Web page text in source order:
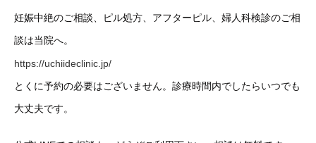
妊娠中絶のご相談、ピル処方、アフターピル、婦人科検診のご相
談は当院へ。
https://uchiideclinic.jp/
とくに予約の必要はございません。診療時間内でしたらいつでも
大丈夫です。